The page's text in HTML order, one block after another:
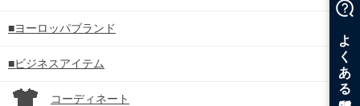
■ヨーロッパブランド
■ビジネスアイテム
コーディネート